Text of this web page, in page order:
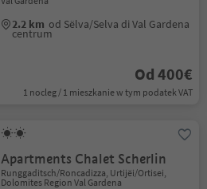
2.2 km od Sëlva/Selva di Val Gardena
centrum
Od 400€
1 nocleg / 1 mieszkanie w tym podatek VAT
Apartments Chalet Scherlin
Runggaditsch/Roncadizza, Urtijëi/Ortisei,
Dolomites Region Val Gardena